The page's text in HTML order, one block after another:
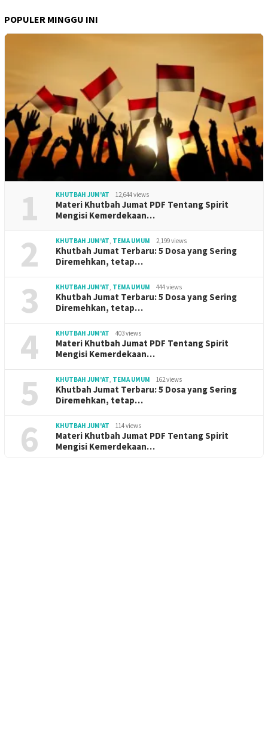
POPULER MINGGU INI
1 KHUTBAH JUM'AT 12,644 views
Materi Khutbah Jumat PDF Tentang Spirit
Mengisi Kemerdekaan…
2 KHUTBAH JUM'AT, TEMA UMUM 2,199 views
Khutbah Jumat Terbaru: 5 Dosa yang Sering
Diremehkan, tetap…
3 KHUTBAH JUM'AT, TEMA UMUM 444 views
Khutbah Jumat Terbaru: 5 Dosa yang Sering
Diremehkan, tetap…
4 KHUTBAH JUM'AT 403 views
Materi Khutbah Jumat PDF Tentang Spirit
Mengisi Kemerdekaan…
5 KHUTBAH JUM'AT, TEMA UMUM 162 views
Khutbah Jumat Terbaru: 5 Dosa yang Sering
Diremehkan, tetap…
6 KHUTBAH JUM'AT 114 views
Materi Khutbah Jumat PDF Tentang Spirit
Mengisi Kemerdekaan…